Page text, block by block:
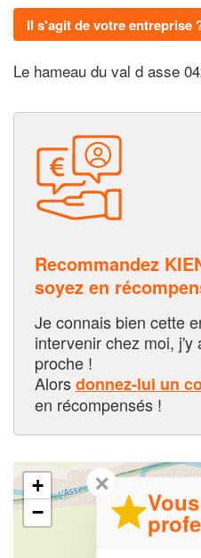
Il s'agit de votre entreprise
Le hameau du val d asse
Recommandez
soyez en
Je connais bien cette
intervenir chez moi, j'y
proche !
Alorsdonnez-lui un
en récompensés !
+
−
✕